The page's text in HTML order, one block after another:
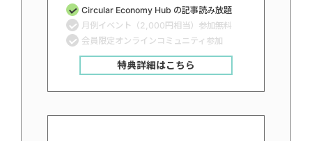
Circular Economy Hub の記事読み放題
月例イベント（2,000円相当）参加無料
会員限定オンラインコミュニティ参加
特典詳細はこちら